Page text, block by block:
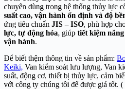
chuyên dùng trong hệ thống thủy lực
suất cao, vận hành ổn định và độ
ứng tiêu chuẩn JIS – ISO, phù hợp
lực, tự động hóa, giúp tiết kiệm
vận hành.
Để biết thệm thông tin về sản phẩm:
Keiki, Van kiểm soát lưu lượng, Van
suất, động cơ, thiết bị thủy lực, cảm
với công ty chúng tôi để được giá tốt.